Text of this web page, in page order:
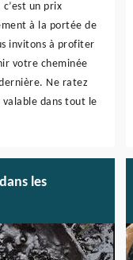
un prix
à la portée de
invitons à profiter
votre cheminée
Ne ratez
dans tout le
les